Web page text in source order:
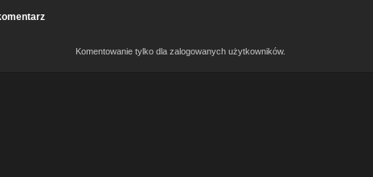
Komentowanie tylko dla zalogowanych użytkowników.